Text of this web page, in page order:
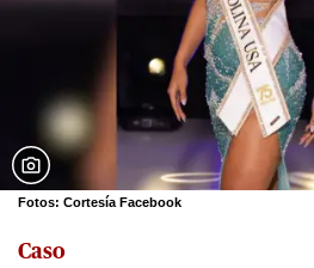
Caso
Fotos: Cortesía Facebook